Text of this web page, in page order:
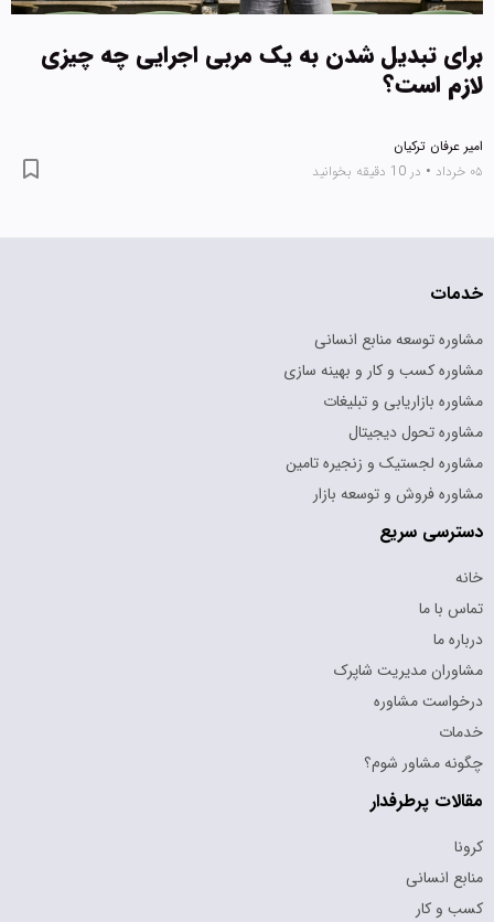
برای تبدیل شدن به یک مربی اجرایی چه چیزی
لازم است؟
امیر عرفان ترکیان
۰۵ خرداد
• در 10 دقیقه بخوانید
خدمات
مشاوره توسعه منابع انسانی
مشاوره کسب و کار و بهینه سازی
مشاوره بازاریابی و تبلیغات
مشاوره تحول دیجیتال
مشاوره لجستیک و زنجیره تامین
مشاوره فروش و توسعه بازار
دسترسی سریع
خانه
تماس با ما
درباره ما
مشاوران مدیریت شاپرک
درخواست مشاوره
خدمات
چگونه مشاور شوم؟
مقالات پرطرفدار
کرونا
منابع انسانی
کسب و کار